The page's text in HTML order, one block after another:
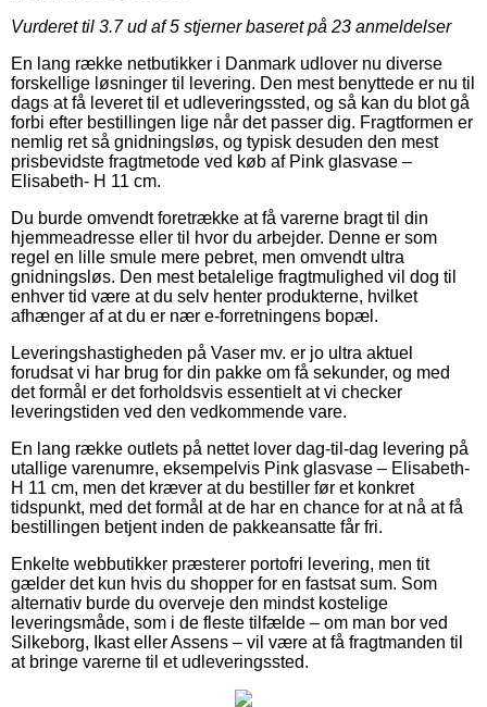
Vurderet til 3.7ud af 5 stjerner baseret på 23 anmeldelser
En lang række netbutikker i Danmark udlover nu diverse
forskellige løsninger til levering. Den mest benyttede er nu til
dags at få leveret til et udleveringssted, og så kan du blot gå
forbi efter bestillingen lige når det passer dig. Fragtformen er
nemlig ret så gnidningsløs, og typisk desuden den mest
prisbevidste fragtmetode ved køb af Pink glasvase –
Elisabeth- H 11 cm.
Du burde omvendt foretrække at få varerne bragt til din
hjemmeadresse eller til hvor du arbejder. Denne er som
regel en lille smule mere pebret, men omvendt ultra
gnidningsløs. Den mest betalelige fragtmulighed vil dog til
enhver tid være at du selv henter produkterne, hvilket
afhænger af at du er nær e-forretningens bopæl.
Leveringshastigheden på Vaser mv. er jo ultra aktuel
forudsat vi har brug for din pakke om få sekunder, og med
det formål er det forholdsvis essentielt at vi checker
leveringstiden ved den vedkommende vare.
En lang række outlets på nettet lover dag-til-dag levering på
utallige varenumre, eksempelvis Pink glasvase – Elisabeth-
H 11 cm, men det kræver at du bestiller før et konkret
tidspunkt, med det formål at de har en chance for at nå at få
bestillingen betjent inden de pakkeansatte får fri.
Enkelte webbutikker præsterer portofri levering, men tit
gælder det kun hvis du shopper for en fastsat sum. Som
alternativ burde du overveje den mindst kostelige
leveringsmåde, som i de fleste tilfælde – om man bor ved
Silkeborg, Ikast eller Assens – vil være at få fragtmanden til
at bringe varerne til et udleveringssted.